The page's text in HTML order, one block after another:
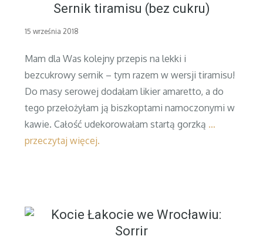
Sernik tiramisu (bez cukru)
Posted
15 września 2018
Mam dla Was kolejny przepis na lekki i
bezcukrowy sernik – tym razem w wersji tiramisu!
Do masy serowej dodałam likier amaretto, a do
tego przełożyłam ją biszkoptami namoczonymi w
kawie. Całość udekorowałam startą gorzką …
przeczytaj więcej.